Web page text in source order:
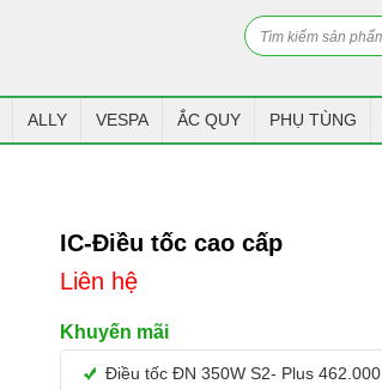
ALLY VESPA ẮC QUY PHỤ TÙNG
IC-Điều tốc cao cấp
Liên hệ
Khuyến mãi
Điều tốc ĐN 350W S2- Plus 462.000